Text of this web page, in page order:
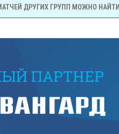
ДРУГИХ ГРУПП МОЖНО
ПАРТНЕР